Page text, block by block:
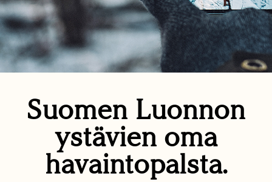
Suomen Luonnon
ystävien oma
havaintopalsta.